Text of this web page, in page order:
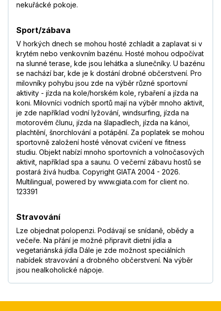
nekuřácké pokoje.
Sport/zábava
V horkých dnech se mohou hosté zchladit a zaplavat si v
krytém nebo venkovním bazénu. Hosté mohou odpočívat
na slunné terase, kde jsou lehátka a slunečníky. U bazénu
se nachází bar, kde je k dostání drobné občerstvení. Pro
milovníky pohybu jsou zde na výběr různé sportovní
aktivity - jízda na kole/horském kole, rybaření a jízda na
koni. Milovníci vodních sportů mají na výběr mnoho aktivit,
je zde například vodní lyžování, windsurfing, jízda na
motorovém člunu, jízda na šlapadlech, jízda na kánoi,
plachtění, šnorchlování a potápění. Za poplatek se mohou
sportovně založení hosté věnovat cvičení ve fitness
studiu. Objekt nabízí mnoho sportovních a volnočasových
aktivit, například spa a saunu. O večerní zábavu hostů se
postará živá hudba. Copyright GIATA 2004 - 2026.
Multilingual, powered by www.giata.com for client no.
123391
Stravování
Lze objednat polopenzi. Podávají se snídaně, obědy a
večeře. Na přání je možné připravit dietní jídla a
vegetariánská jídla Dále je zde možnost speciálních
nabídek stravování a drobného občerstvení. Na výběr
jsou nealkoholické nápoje.